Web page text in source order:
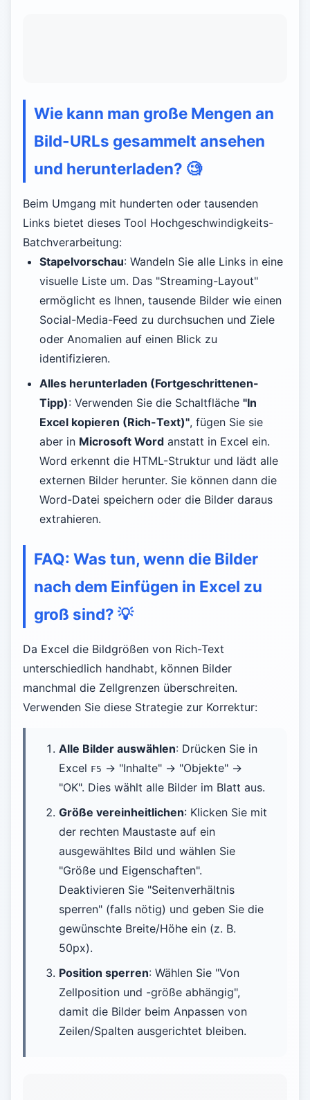
Wie kann man große Mengen an
Bild-URLs gesammelt ansehen
und herunterladen? 🧐
Beim Umgang mit hunderten oder tausenden
Links bietet dieses Tool Hochgeschwindigkeits-
Batchverarbeitung:
Stapelvorschau: Wandeln Sie alle Links in eine
visuelle Liste um. Das "Streaming-Layout"
ermöglicht es Ihnen, tausende Bilder wie einen
Social-Media-Feed zu durchsuchen und Ziele
oder Anomalien auf einen Blick zu
identifizieren.
Alles herunterladen (Fortgeschrittenen-
Tipp): Verwenden Sie die Schaltfläche "In
Excel kopieren (Rich-Text)", fügen Sie sie
aber in Microsoft Word anstatt in Excel ein.
Word erkennt die HTML-Struktur und lädt alle
externen Bilder herunter. Sie können dann die
Word-Datei speichern oder die Bilder daraus
extrahieren.
FAQ: Was tun, wenn die Bilder
nach dem Einfügen in Excel zu
groß sind? 💡
Da Excel die Bildgrößen von Rich-Text
unterschiedlich handhabt, können Bilder
manchmal die Zellgrenzen überschreiten.
Verwenden Sie diese Strategie zur Korrektur:
Alle Bilder auswählen: Drücken Sie in
Excel F5 -> "Inhalte" -> "Objekte" ->
"OK". Dies wählt alle Bilder im Blatt aus.
Größe vereinheitlichen: Klicken Sie mit
der rechten Maustaste auf ein
ausgewähltes Bild und wählen Sie
"Größe und Eigenschaften".
Deaktivieren Sie "Seitenverhältnis
sperren" (falls nötig) und geben Sie die
gewünschte Breite/Höhe ein (z. B.
50px).
Position sperren: Wählen Sie "Von
Zellposition und -größe abhängig",
damit die Bilder beim Anpassen von
Zeilen/Spalten ausgerichtet bleiben.